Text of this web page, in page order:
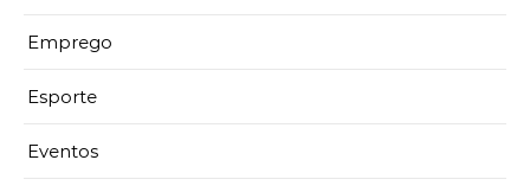
Emprego
Esporte
Eventos